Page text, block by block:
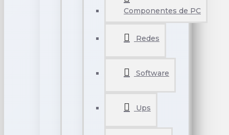
Componentes de PC
Redes
Software
Ups